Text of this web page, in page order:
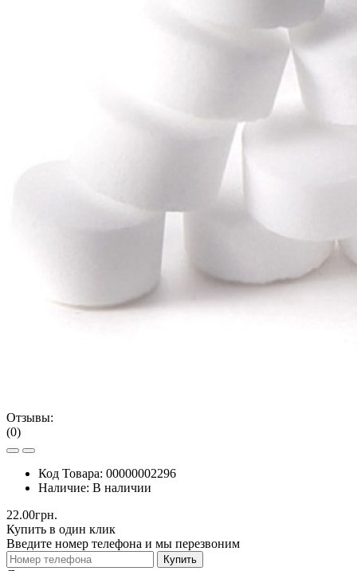
Отзывы:
(0)
Код Товара: 00000002296
Наличие: В наличии
22.00грн.
Купить в один клик
Введите номер телефона и мы перезвоним
Купить